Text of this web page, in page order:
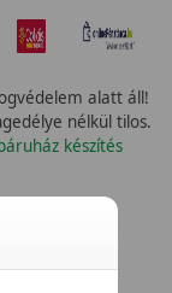
alatt áll!
nélkül tilos.
készítés